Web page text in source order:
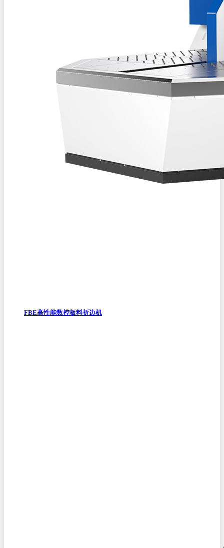
FBE高性能数控板料折边机